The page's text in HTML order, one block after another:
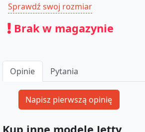
Sprawdź swoj rozmiar
Brak w magazynie
Opinie Pytania